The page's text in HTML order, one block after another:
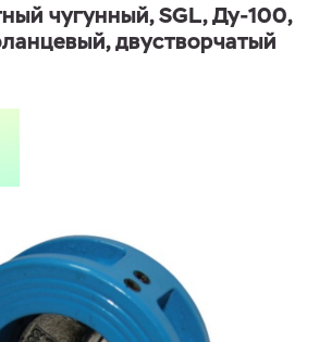
товары, которые вас интересуют
информацию вы хотите по ним
с вами в ближайшее время.
чугунный, SGL, Ду-100,
двустворчатый